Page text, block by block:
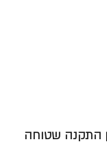
התקנה שטוחה